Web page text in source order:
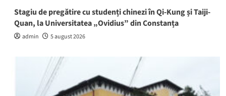
Stagiu de pregătire cu studenți chinezi în Qi-Kung și Taiji-
Quan, la Universitatea „Ovidius” din Constanța
admin 5 august 2026